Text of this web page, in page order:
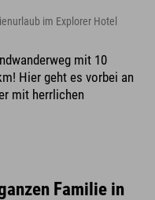
im Explorer Hotel
mit 10
Hier geht es vorbei an
mit herrlichen
Familie in